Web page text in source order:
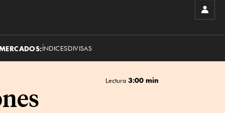
ÍNDICESDIVISAS
Lectura 3:00 min